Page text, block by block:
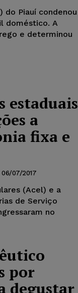
do Piauí condenou
doméstico. A
e determinou
estaduais
a
fixa e
06/07/2017
(Acel) e a
de Serviço
no
por
degustar